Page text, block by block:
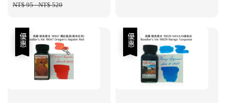
price
NT$ 95-NT$ 520
優惠 優惠